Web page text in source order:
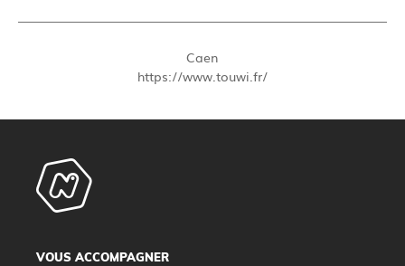
Caen
https://www.touwi.fr/
VOUS ACCOMPAGNER